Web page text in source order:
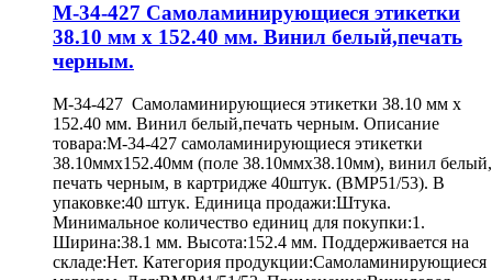
M-34-427 Самоламинирующиеся этикетки
38.10 мм х 152.40 мм. Винил белый,печать
черным.
M-34-427 Самоламинирующиеся этикетки 38.10 мм х
152.40 мм. Винил белый,печать черным. Описание
товара:M-34-427 самоламинирующиеся этикетки
38.10ммх152.40мм (поле 38.10ммх38.10мм), винил белый,
печать черным, в картридже 40штук. (BMP51/53). В
упаковке:40 штук. Единица продажи:Штука.
Минимальное количество единиц для покупки:1.
Ширина:38.1 мм. Высота:152.4 мм. Поддерживается на
складе:Нет. Категория продукции:Самоламинирующиеся